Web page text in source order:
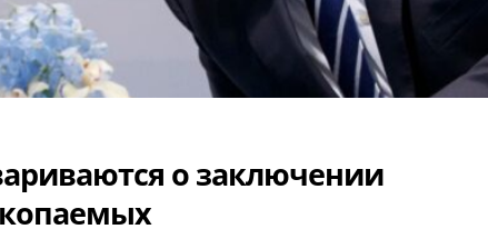
о заключении